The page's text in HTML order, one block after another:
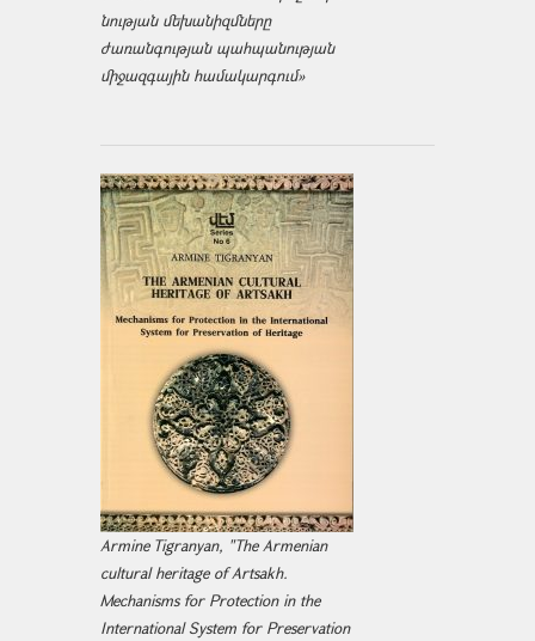
նության մեխանիզմները
ժառանգության պահպանության
միջազ­գային համակարգում»
Armine Tigranyan, "The Armenian
cultural heritage of Artsakh.
Mechanisms for Protection in the
International System for Preservation